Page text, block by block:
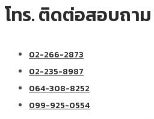
โทร. ติดต่อสอบถาม
02-266-2873
02-235-8987
064-308-8252
099-925-0554